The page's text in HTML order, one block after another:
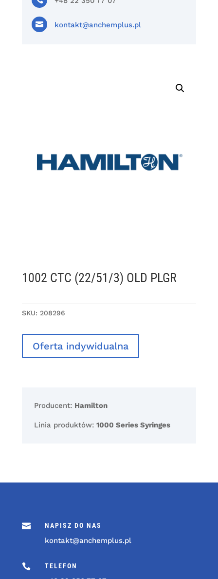
 kontakt@anchemplus.pl
1002 CTC (22/51/3) OLD PLGR
SKU: 208296
Oferta indywidualna
Producent: Hamilton
Linia produktów: 1000 Series Syringes
 NAPISZ DO NAS
kontakt@anchemplus.pl
 TELEFON